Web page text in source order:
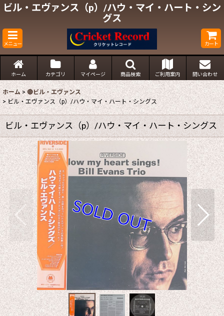
ビル・エヴァンス（p）/ハウ・マイ・ハート・シン
グス
メニュー カート
ホーム カテゴリ マイページ 商品検索 ご利用案内 問い合わせ
ホーム > 🔴ビル・エヴァンス
> ビル・エヴァンス（p）/ハウ・マイ・ハート・シングス
ビル・エヴァンス（p）/ハウ・マイ・ハート・シングス